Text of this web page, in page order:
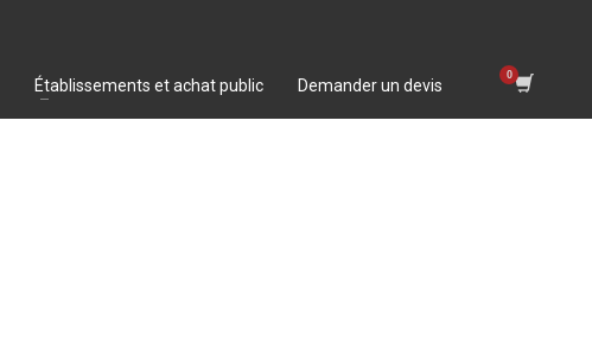
Établissements et achat public Demander un devis